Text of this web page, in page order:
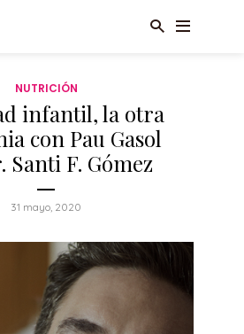
NUTRICIÓN
infantil, la otra
con Pau Gasol
Santi F. Gómez
31 mayo, 2020